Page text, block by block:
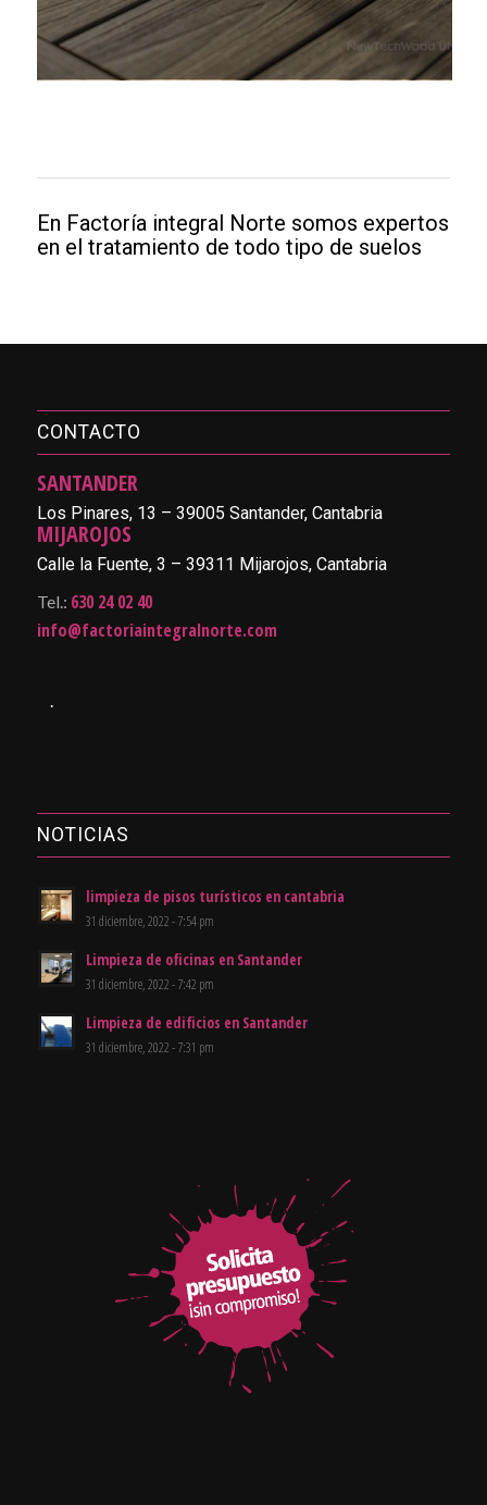
En Factoría integral Norte somos expertos
en el tratamiento de todo tipo de suelos
CONTACTO
SANTANDER
Los Pinares, 13 – 39005 Santander, Cantabria
MIJAROJOS
Calle la Fuente, 3 – 39311 Mijarojos, Cantabria
Tel.: 630 24 02 40
info@factoriaintegralnorte.com
.
NOTICIAS
limpieza de pisos turísticos en cantabria
31 diciembre, 2022 - 7:54 pm
Limpieza de oficinas en Santander
31 diciembre, 2022 - 7:42 pm
Limpieza de edificios en Santander
31 diciembre, 2022 - 7:31 pm